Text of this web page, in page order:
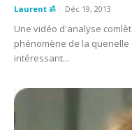
Laurent ॐ - Déc 19, 2013
Une vidéo d'analyse
phénomène de la
intéressant...